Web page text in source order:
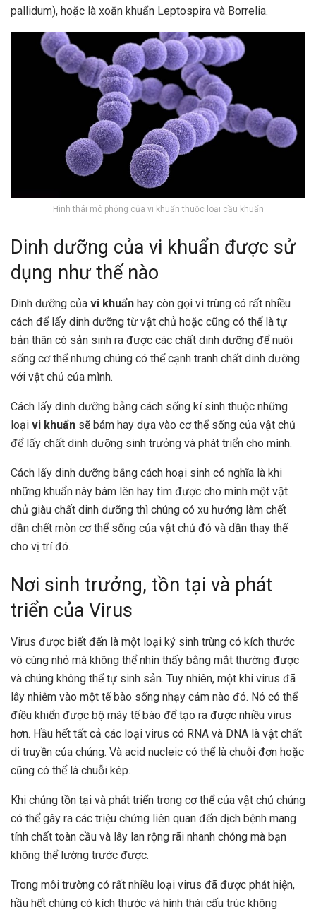
pallidum), hoặc là xoắn khuẩn Leptospira và Borrelia.
Hình thái mô phỏng của vi khuẩn thuộc loại cầu khuẩn
Dinh dưỡng của vi khuẩn được sử
dụng như thế nào
Dinh dưỡng của vi khuẩn hay còn gọi vi trùng có rất nhiều
cách để lấy dinh dưỡng từ vật chủ hoặc cũng có thể là tự
bản thân có sản sinh ra được các chất dinh dưỡng để nuôi
sống cơ thể nhưng chúng có thể cạnh tranh chất dinh dưỡng
với vật chủ của mình.
Cách lấy dinh dưỡng bằng cách sống kí sinh thuộc những
loại vi khuẩn sẽ bám hay dựa vào cơ thể sống của vật chủ
để lấy chất dinh dưỡng sinh trưởng và phát triển cho mình.
Cách lấy dinh dưỡng bằng cách hoại sinh có nghĩa là khi
những khuẩn này bám lên hay tìm được cho mình một vật
chủ giàu chất dinh dưỡng thì chúng có xu hướng làm chết
dần chết mòn cơ thể sống của vật chủ đó và dần thay thế
cho vị trí đó.
Nơi sinh trưởng, tồn tại và phát
triển của Virus
Virus được biết đến là một loại ký sinh trùng có kích thước
vô cùng nhỏ mà không thể nhìn thấy bằng mắt thường được
và chúng không thể tự sinh sản. Tuy nhiên, một khi virus đã
lây nhiễm vào một tế bào sống nhạy cảm nào đó. Nó có thể
điều khiển được bộ máy tế bào để tạo ra được nhiều virus
hơn. Hầu hết tất cả các loại virus có RNA và DNA là vật chất
di truyền của chúng. Và acid nucleic có thể là chuỗi đơn hoặc
cũng có thể là chuỗi kép.
Khi chúng tồn tại và phát triển trong cơ thể của vật chủ chúng
có thể gây ra các triệu chứng liên quan đến dịch bệnh mang
tính chất toàn cầu và lây lan rộng rãi nhanh chóng mà bạn
không thể lường trước được.
Trong môi trường có rất nhiều loại virus đã được phát hiện,
hầu hết chúng có kích thước và hình thái cấu trúc không